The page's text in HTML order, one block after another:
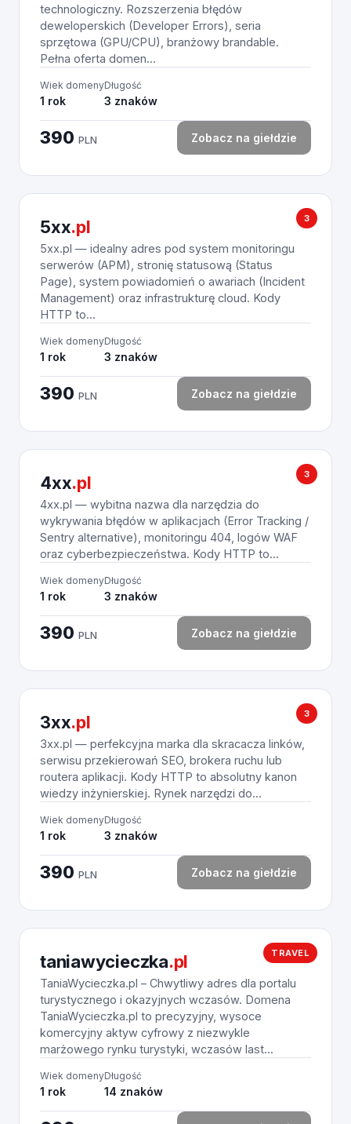
technologiczny. Rozszerzenia błędów
deweloperskich (Developer Errors), seria
sprzętowa (GPU/CPU), branżowy brandable.
Pełna oferta domen...
Wiek domeny
1 rok
Długość
3 znaków
390 PLN Zobacz na giełdzie
3
5xx.pl
5xx.pl — idealny adres pod system monitoringu
serwerów (APM), stronię statusową (Status
Page), system powiadomień o awariach (Incident
Management) oraz infrastrukturę cloud. Kody
HTTP to...
Wiek domeny
1 rok
Długość
3 znaków
390 PLN Zobacz na giełdzie
3
4xx.pl
4xx.pl — wybitna nazwa dla narzędzia do
wykrywania błędów w aplikacjach (Error Tracking /
Sentry alternative), monitoringu 404, logów WAF
oraz cyberbezpieczeństwa. Kody HTTP to...
Wiek domeny
1 rok
Długość
3 znaków
390 PLN Zobacz na giełdzie
3
3xx.pl
3xx.pl — perfekcyjna marka dla skracacza linków,
serwisu przekierowań SEO, brokera ruchu lub
routera aplikacji. Kody HTTP to absolutny kanon
wiedzy inżynierskiej. Rynek narzędzi do...
Wiek domeny
1 rok
Długość
3 znaków
390 PLN Zobacz na giełdzie
TRAVEL
taniawycieczka.pl
TaniaWycieczka.pl – Chwytliwy adres dla portalu
turystycznego i okazyjnych wczasów. Domena
TaniaWycieczka.pl to precyzyjny, wysoce
komercyjny aktyw cyfrowy z niezwykle
marżowego rynku turystyki, wczasów last...
Wiek domeny
1 rok
Długość
14 znaków